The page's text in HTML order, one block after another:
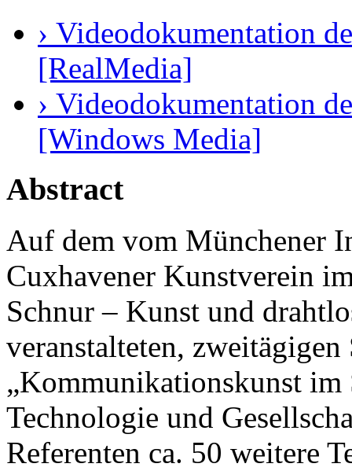
› Videodokumentation
[RealMedia]
› Videodokumentation
[Windows Media]
Abstract
Auf dem vom Münchener
Cuxhavener Kunstverein
Schnur – Kunst und
veranstalteten,
„Kommunikationskunst
Technologie und
Referenten ca. 50 weitere